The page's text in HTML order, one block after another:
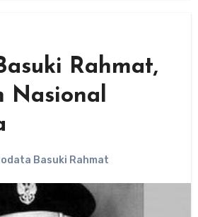
Rahmat,
Nasional
Basuki Rahmat